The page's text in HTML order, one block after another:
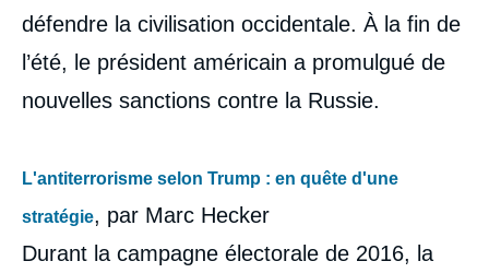
défendre la civilisation occidentale. À la fin de
l’été, le président américain a promulgué de
nouvelles sanctions contre la Russie.
L'antiterrorisme selon Trump : en quête d'une
stratégie, par Marc Hecker
Durant la campagne électorale de 2016, la